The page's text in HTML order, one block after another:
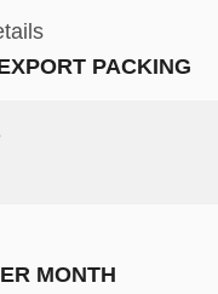
PACKING
MONTH